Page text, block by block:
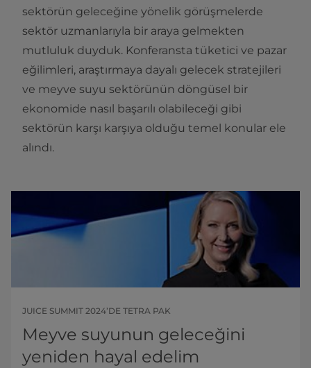
sektörün geleceğine yönelik görüşmelerde
sektör uzmanlarıyla bir araya gelmekten
mutluluk duyduk. Konferansta tüketici ve pazar
eğilimleri, araştırmaya dayalı gelecek stratejileri
ve meyve suyu sektörünün döngüsel bir
ekonomide nasıl başarılı olabileceği gibi
sektörün karşı karşıya olduğu temel konular ele
alındı.
JUICE SUMMIT 2024’DE TETRA PAK
Meyve suyunun geleceğini
yeniden hayal edelim